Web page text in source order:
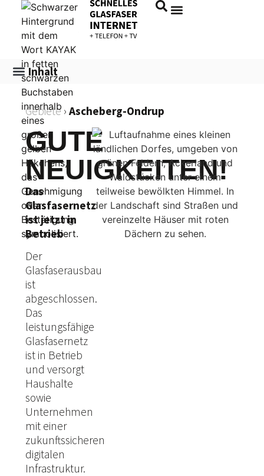
Inhalt
Gebiete ›Ascheberg-Ondrup
GUTE
NEUIGKEITEN!
Das
Glasfasernetz
ist jetzt in
Betrieb
Der
Glasfaserausbau
ist
abgeschlossen.
Das
leistungsfähige
Glasfasernetz
ist in Betrieb
und versorgt
Haushalte
sowie
Unternehmen
mit einer
zukunftssicheren
digitalen
Infrastruktur.